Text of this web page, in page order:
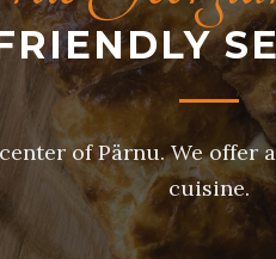
of Pärnu. We
cuisine.